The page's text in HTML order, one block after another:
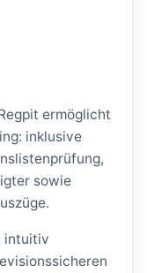
ermöglicht
inklusive
sowie
intuitiv